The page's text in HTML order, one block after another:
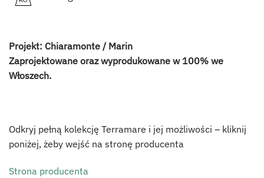
Projekt: Chiaramonte / Marin
Zaprojektowane oraz wyprodukowane w 100% we
Włoszech.
Odkryj pełną kolekcję Terramare i jej możliwości – kliknij
poniżej, żeby wejść na stronę producenta
Strona producenta